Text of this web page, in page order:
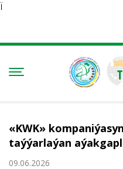
Ï
«KWK»
taýýarlaýan
09.06.2026